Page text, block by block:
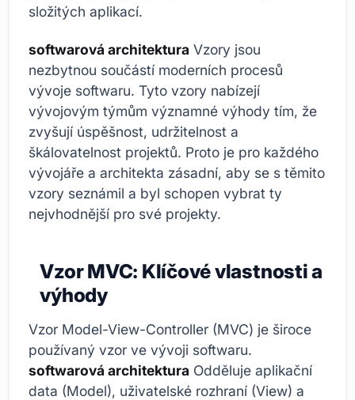
složitých aplikací.
softwarová architektura Vzory jsou
nezbytnou součástí moderních procesů
vývoje softwaru. Tyto vzory nabízejí
vývojovým týmům významné výhody tím, že
zvyšují úspěšnost, udržitelnost a
škálovatelnost projektů. Proto je pro každého
vývojáře a architekta zásadní, aby se s těmito
vzory seznámil a byl schopen vybrat ty
nejvhodnější pro své projekty.
Vzor MVC: Klíčové vlastnosti a
výhody
Vzor Model-View-Controller (MVC) je široce
používaný vzor ve vývoji softwaru.
softwarová architektura Odděluje aplikační
data (Model), uživatelské rozhraní (View) a